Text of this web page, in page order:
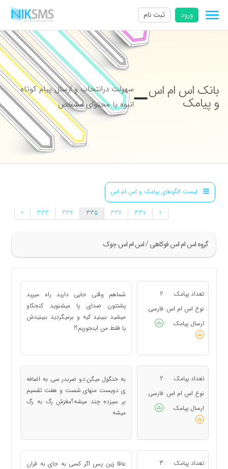
ورود ثبت نام
بانک اس ام اس
و پیامک
سهولت درانتخاب و ارسال پیام کوتاه
انبوه با محتوای مشخص
لیست الگوهای پیامک و اس ام اس
گروه اس ام اس فوکاهی / اس ام اس جوک
» 333 334 335 336 337 «
تعداد پیامک :
2
نوع اس ام اس : فارسی
ارسال پیامک
:
شماهم وقتی جایی دارید راه میرید
پشتتون صدای پا میشنوید کنجکاو
میشید ببینید کیه و برمیگردید ببینیدش
یا فقط من اینجوریم؟!
تعداد پیامک :
2
نوع اس ام اس : فارسی
ارسال پیامک
:
به خنگول میگن:دو ضربدر سی به اضافه
ی دویست منهای شصت و هفت تقسیم
بر سیزده چند میشه؟مغزش رگ به رگ
میشه
تعداد پیامک :
3
عاقا زین پس اگر کسی به جای به قران
334
335